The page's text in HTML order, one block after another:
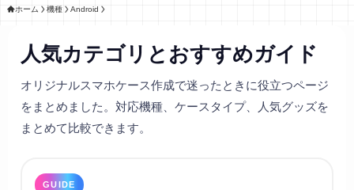
ホーム 機種 Android
人気カテゴリとおすすめガイド
オリジナルスマホケース作成で迷ったときに役立つページ
をまとめました。対応機種、ケースタイプ、人気グッズを
まとめて比較できます。
GUIDE